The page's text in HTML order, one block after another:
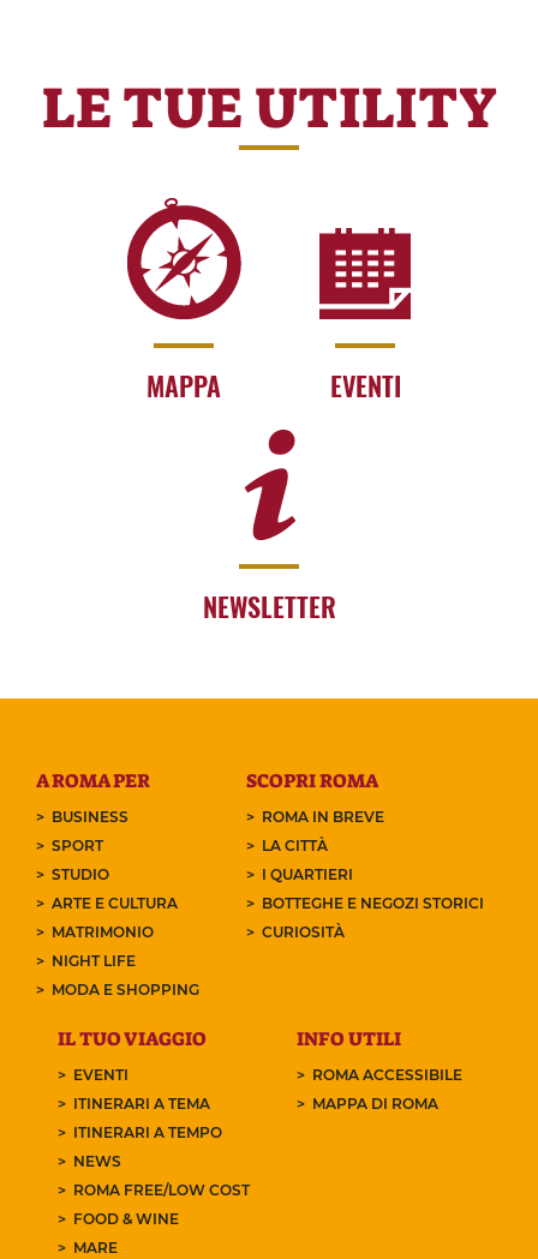
LE TUE UTILITY
MAPPA EVENTI
NEWSLETTER
A ROMA PER
BUSINESS
SPORT
STUDIO
ARTE E CULTURA
MATRIMONIO
NIGHT LIFE
MODA E SHOPPING
SCOPRI ROMA
ROMA IN BREVE
LA CITTÀ
I QUARTIERI
BOTTEGHE E NEGOZI STORICI
CURIOSITÀ
IL TUO VIAGGIO
EVENTI
ITINERARI A TEMA
ITINERARI A TEMPO
NEWS
ROMA FREE/LOW COST
FOOD & WINE
MARE
INFO UTILI
ROMA ACCESSIBILE
MAPPA DI ROMA